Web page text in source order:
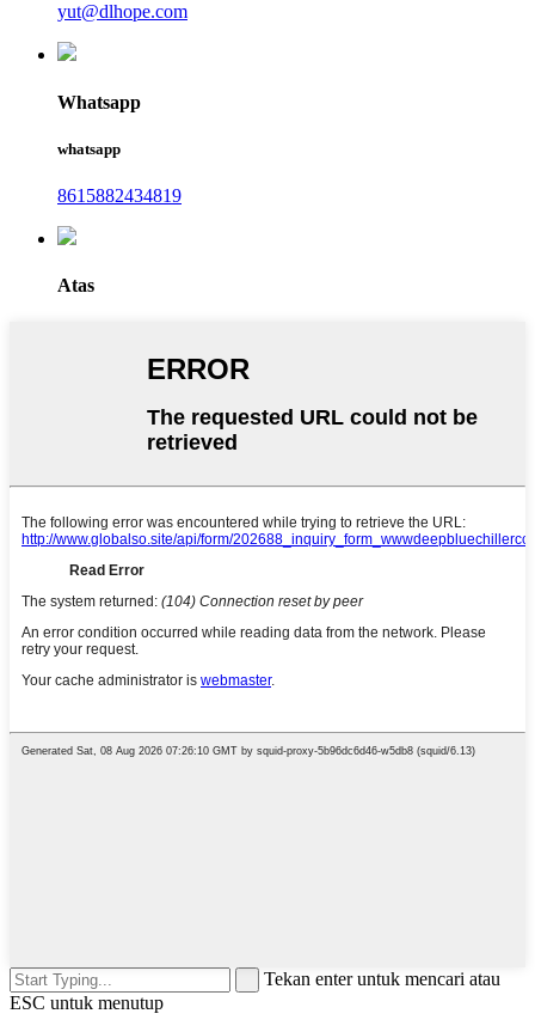
yut@dlhope.com
Whatsapp
whatsapp
8615882434819
Atas
Tekan enter untuk mencari atau
ESC untuk menutup